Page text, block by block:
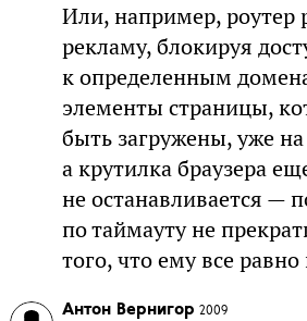
Или, например, роутер
рекламу, блокируя
к определенным
элементы страницы,
быть загружены, уже
а крутилка браузера
не останавливается —
по таймауту не
того, что ему все равно
Антон Вернигор 2009